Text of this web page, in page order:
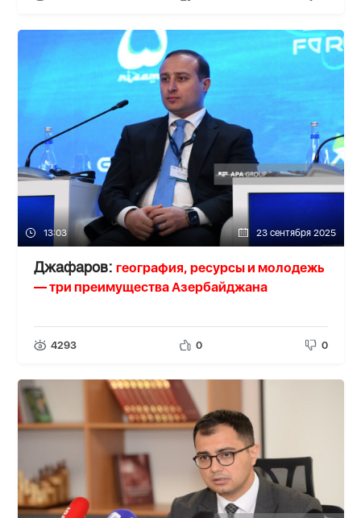
13:03 23 сентября 2025
Джафаров: география, ресурсы и молодежь
— три преимущества Азербайджана
4293 0 0